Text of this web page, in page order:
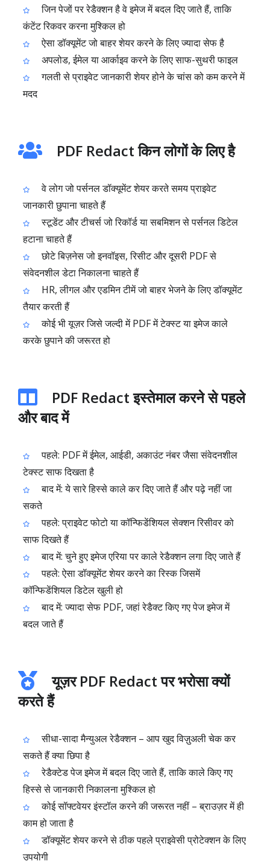
जिन पेजों पर रेडैक्शन है वे इमेज में बदल दिए जाते हैं, ताकि
कंटेंट रिकवर करना मुश्किल हो
ऐसा डॉक्यूमेंट जो बाहर शेयर करने के लिए ज्यादा सेफ है
अपलोड, ईमेल या आर्काइव करने के लिए साफ-सुथरी फाइल
गलती से प्राइवेट जानकारी शेयर होने के चांस को कम करने में
मदद
PDF Redact किन लोगों के लिए है
वे लोग जो पर्सनल डॉक्यूमेंट शेयर करते समय प्राइवेट
जानकारी छुपाना चाहते हैं
स्टूडेंट और टीचर्स जो रिकॉर्ड या सबमिशन से पर्सनल डिटेल
हटाना चाहते हैं
छोटे बिज़नेस जो इनवॉइस, रिसीट और दूसरी PDF से
संवेदनशील डेटा निकालना चाहते हैं
HR, लीगल और एडमिन टीमें जो बाहर भेजने के लिए डॉक्यूमेंट
तैयार करती हैं
कोई भी यूज़र जिसे जल्दी में PDF में टेक्स्ट या इमेज काले
करके छुपाने की जरूरत हो
PDF Redact इस्तेमाल करने से पहले
और बाद में
पहले: PDF में ईमेल, आईडी, अकाउंट नंबर जैसा संवेदनशील
टेक्स्ट साफ दिखता है
बाद में: ये सारे हिस्से काले कर दिए जाते हैं और पढ़े नहीं जा
सकते
पहले: प्राइवेट फोटो या कॉन्फिडेंशियल सेक्शन रिसीवर को
साफ दिखते हैं
बाद में: चुने हुए इमेज एरिया पर काले रेडैक्शन लगा दिए जाते हैं
पहले: ऐसा डॉक्यूमेंट शेयर करने का रिस्क जिसमें
कॉन्फिडेंशियल डिटेल खुली हो
बाद में: ज्यादा सेफ PDF, जहां रेडैक्ट किए गए पेज इमेज में
बदल जाते हैं
यूज़र PDF Redact पर भरोसा क्यों
करते हैं
सीधा-सादा मैन्युअल रेडैक्शन – आप खुद विज़ुअली चेक कर
सकते हैं क्या छिपा है
रेडैक्टेड पेज इमेज में बदल दिए जाते हैं, ताकि काले किए गए
हिस्से से जानकारी निकालना मुश्किल हो
कोई सॉफ्टवेयर इंस्टॉल करने की जरूरत नहीं – ब्राउज़र में ही
काम हो जाता है
डॉक्यूमेंट शेयर करने से ठीक पहले प्राइवेसी प्रोटेक्शन के लिए
उपयोगी